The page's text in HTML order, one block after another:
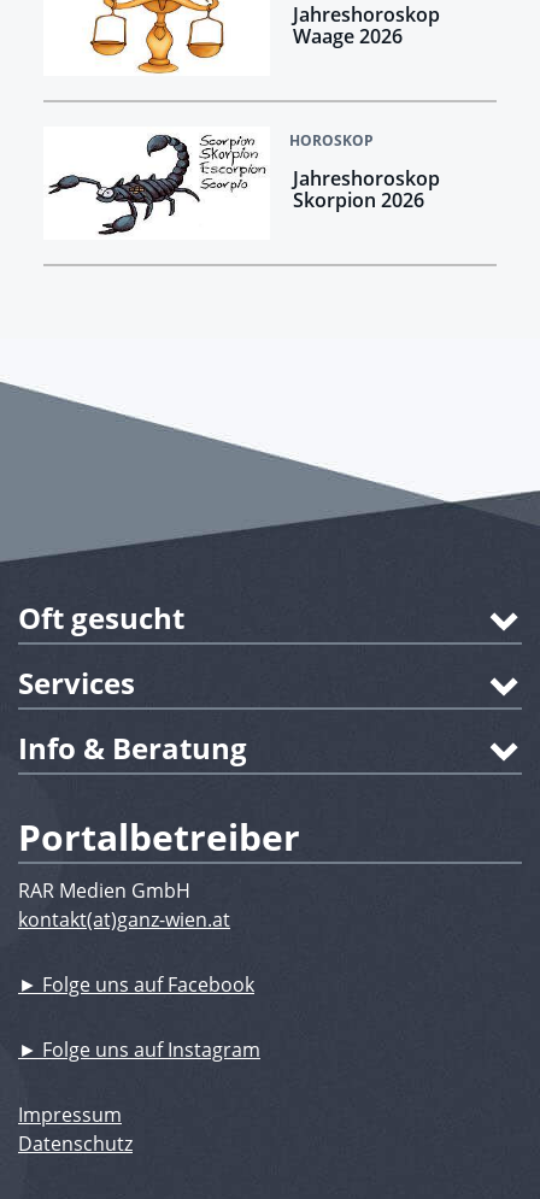
Jahreshoroskop
Waage 2026
HOROSKOP
Jahreshoroskop
Skorpion 2026
Oft gesucht
Services
Info & Beratung
Portalbetreiber
RAR Medien GmbH
kontakt(at)ganz-wien.at
► Folge uns auf Facebook
► Folge uns auf Instagram
Impressum
Datenschutz